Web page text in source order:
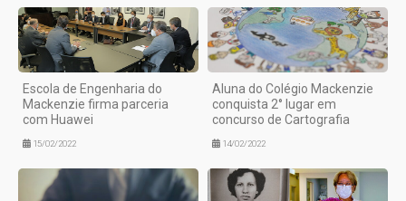
Escola de Engenharia do
Mackenzie firma parceria
com Huawei
15/02/2022
Aluna do Colégio Mackenzie
conquista 2° lugar em
concurso de Cartografia
14/02/2022